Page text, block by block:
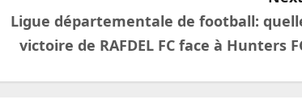
Ligue départementale de football:
victoire de RAFDEL FC face à Hunters